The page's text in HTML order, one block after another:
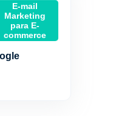
E-mail
Marketing
para E-
commerce